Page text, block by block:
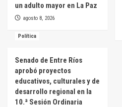
un adulto mayor en La Paz
agosto 8, 2026
Política
Senado de Entre Ríos
aprobó proyectos
educativos, culturales y de
desarrollo regional en la
10.ª Sesión Ordinaria